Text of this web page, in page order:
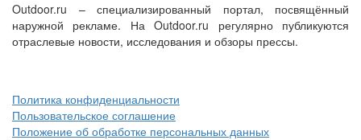
Outdoor.ru – специализированный портал, посвящённый
наружной рекламе. На Outdoor.ru регулярно публикуются
отраслевые новости, исследования и обзоры прессы.
Политика конфиденциальности
Пользовательское соглашение
Положение об обработке персональных данных